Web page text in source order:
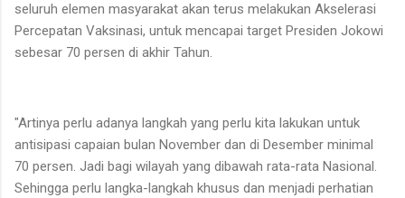
seluruh elemen masyarakat akan terus melakukan Akselerasi
Percepatan Vaksinasi, untuk mencapai target Presiden Jokowi
sebesar 70 persen di akhir Tahun.
"Artinya perlu adanya langkah yang perlu kita lakukan untuk
antisipasi capaian bulan November dan di Desember minimal
70 persen. Jadi bagi wilayah yang dibawah rata-rata Nasional.
Sehingga perlu langka-langkah khusus dan menjadi perhatian